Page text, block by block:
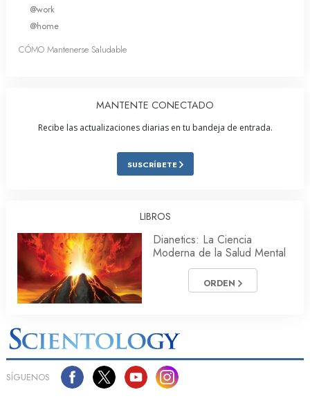
@work
@home
CÓMO Mantenerse Saludable
MANTENTE CONECTADO
Recibe las actualizaciones diarias en tu bandeja de entrada.
SUSCRÍBETE
LIBROS
Dianetics: La Ciencia
Moderna de la Salud Mental
ORDEN
SÍGUENOS